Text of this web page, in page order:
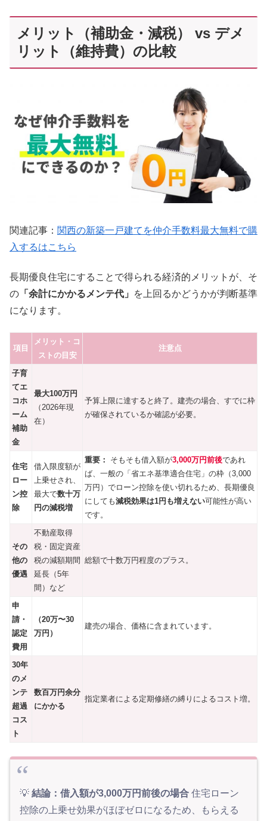
メリット（補助金・減税） vs デメ
リット（維持費）の比較
関連記事： 関西の新築一戸建てを仲介手数料最大無料で購
入するはこちら
長期優良住宅にすることで得られる経済的メリットが、そ
の 「余計にかかるメンテ代」
を上回るかどうかが判断基準
になります。
項目
メリット・コ
ストの目安
注意点
子育
てエ
コホ
ーム
補助
金
最大100万円
（2026年現
在）
予算上限に達すると終了。建売の場合、すでに枠
が確保されているか確認が必要。
住宅
ロー
ン控
除
借入限度額が
上乗せされ、
最大で数十万
円の減税増
重要： そもそも借入額が3,000万円前後であれ
ば、一般の「省エネ基準適合住宅」の枠（3,000
万円）でローン控除を使い切れるため、長期優良
にしても減税効果は1円も増えない可能性が高い
です。
その
他の
優遇
不動産取得
税・固定資産
税の減額期間
延長（5年
間）など
総額で十数万円程度のプラス。
申
請・
認定
費用
（20万〜30
万円）
建売の場合、価格に含まれています。
30年
のメ
ンテ
超過
コス
ト
数百万円余分
にかかる
指定業者による定期修繕の縛りによるコスト増。
💡 結論：借入額が3,000万円前後の場合 住宅ローン
控除の上乗せ効果がほぼゼロになるため、もらえる